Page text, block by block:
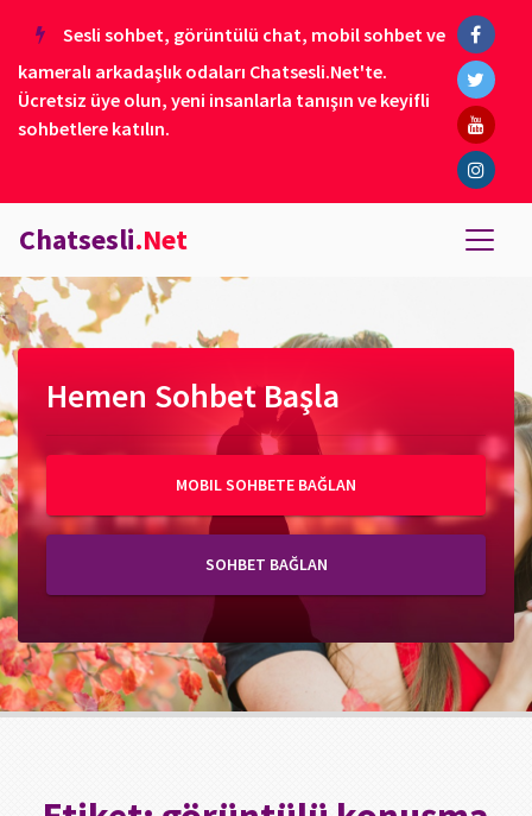
Sesli sohbet, görüntülü chat, mobil sohbet ve
kameralı arkadaşlık odaları Chatsesli.Net'te.
Ücretsiz üye olun, yeni insanlarla tanışın ve keyifli
sohbetlere katılın.
Chatsesli.Net
Hemen Sohbet Başla
MOBIL SOHBETE BAĞLAN
SOHBET BAĞLAN